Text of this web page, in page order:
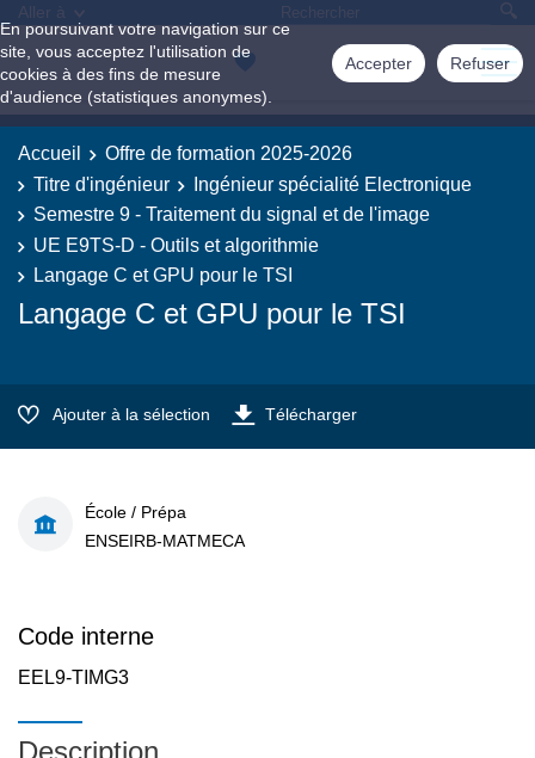
En poursuivant votre navigation sur ce
site, vous acceptez l'utilisation de
cookies à des fins de mesure
d'audience (statistiques anonymes).
Accepter Refuser
Aller à
Accueil
Offre de formation 2025-2026
Titre d'ingénieur
Ingénieur spécialité Electronique
Semestre 9 - Traitement du signal et de l'image
UE E9TS-D - Outils et algorithmie
Langage C et GPU pour le TSI
Langage C et GPU pour le TSI
Ajouter à la sélection Télécharger
École / Prépa
ENSEIRB-MATMECA
Code interne
EEL9-TIMG3
Description